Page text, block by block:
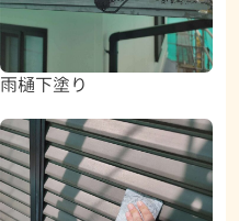
雨樋下塗り